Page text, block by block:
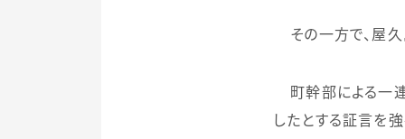
その一方で、屋
町幹部による一
したとする証言を